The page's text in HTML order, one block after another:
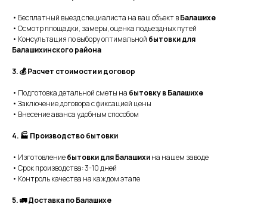
• Бесплатный выезд специалиста на ваш объект вБалашихе
• Осмотр площадки, замеры, оценка подъездных путей
• Консультация по выбору оптимальной бытовки для
Балашихинского района
3. 💰 Расчет стоимости и договор
• Подготовка детальной сметы на бытовку в Балашихе
• Заключение договора с фиксацией цены
• Внесение аванса удобным способом
4. 🏭 Производство бытовки
• Изготовлениебытовки для Балашихина нашем заводе
• Срок производства: 3-10 дней
• Контроль качества на каждом этапе
5. 🚛 Доставка по Балашихе